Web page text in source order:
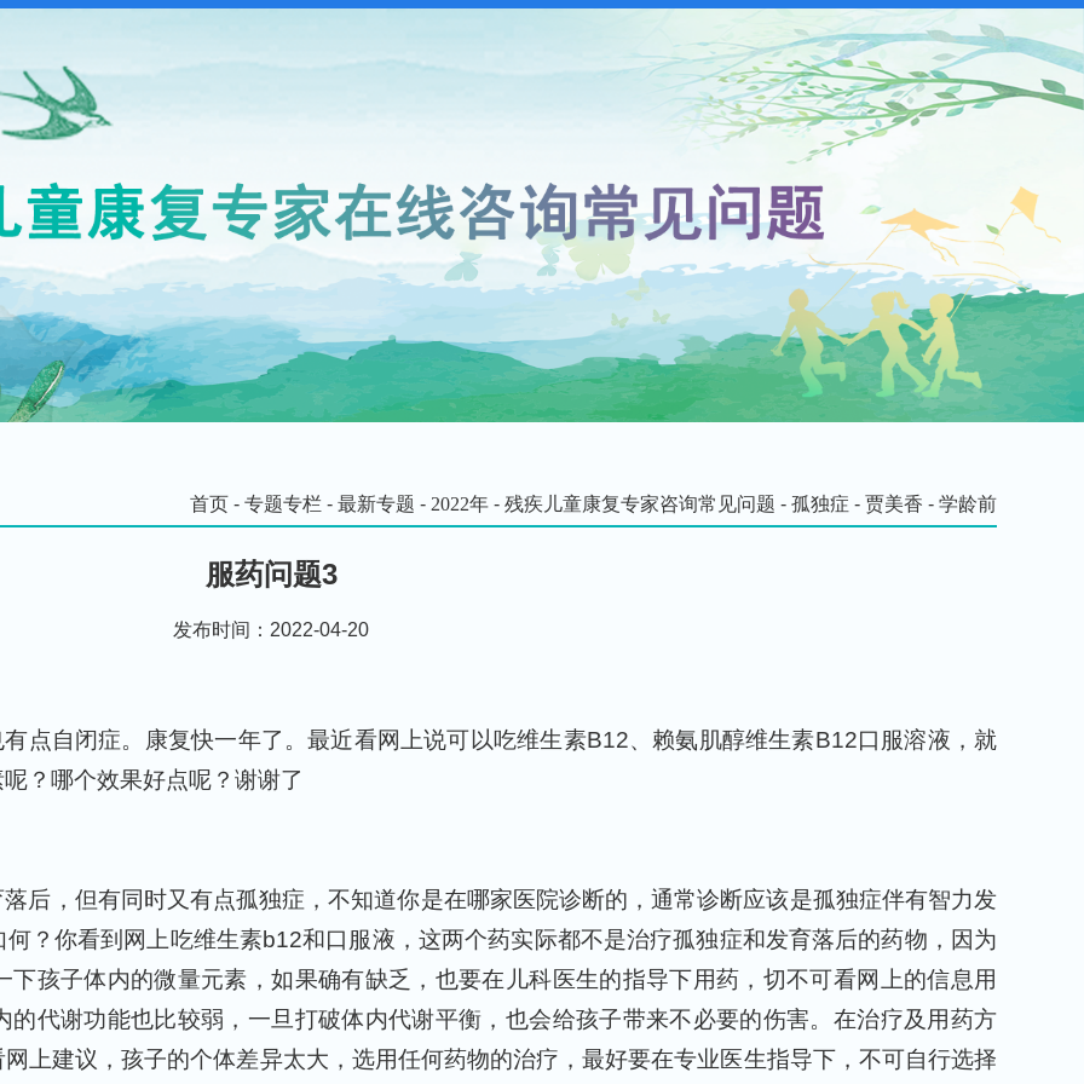
首页 - 专题专栏 - 最新专题 - 2022年 - 残疾儿童康复专家咨询常见问题 - 孤独症 - 贾美香 - 学龄前
服药问题3
发布时间：2022-04-20
点自闭症。康复快一年了。最近看网上说可以吃维生素B12、赖氨肌醇维生素B12口服溶液，就
？哪个效果好点呢？谢谢了
后，但有同时又有点孤独症，不知道你是在哪家医院诊断的，通常诊断应该是孤独症伴有智力发
？你看到网上吃维生素b12和口服液，这两个药实际都不是治疗孤独症和发育落后的药物，因为
孩子体内的微量元素，如果确有缺乏，也要在儿科医生的指导下用药，切不可看网上的信息用
代谢功能也比较弱，一旦打破体内代谢平衡，也会给孩子带来不必要的伤害。在治疗及用药方
上建议，孩子的个体差异太大，选用任何药物的治疗，最好要在专业医生指导下，不可自行选择